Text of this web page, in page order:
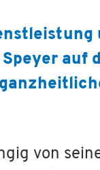
auf
von